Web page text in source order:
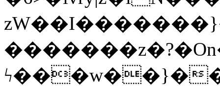
ϟ���w��}�